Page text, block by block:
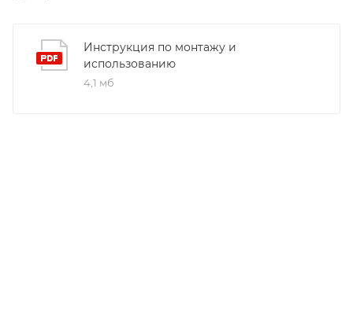
Инструкция по монтажу и
использованию
4,1 мб